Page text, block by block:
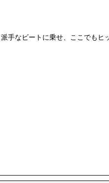
なビートに乗せ、ここでもヒ